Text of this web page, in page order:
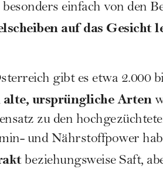
einfach von den
auf das Gesicht
gibt es etwa 2.000
alte, ursprüngliche Arten
zu den
und Nährstoffpower
beziehungsweise Saft,